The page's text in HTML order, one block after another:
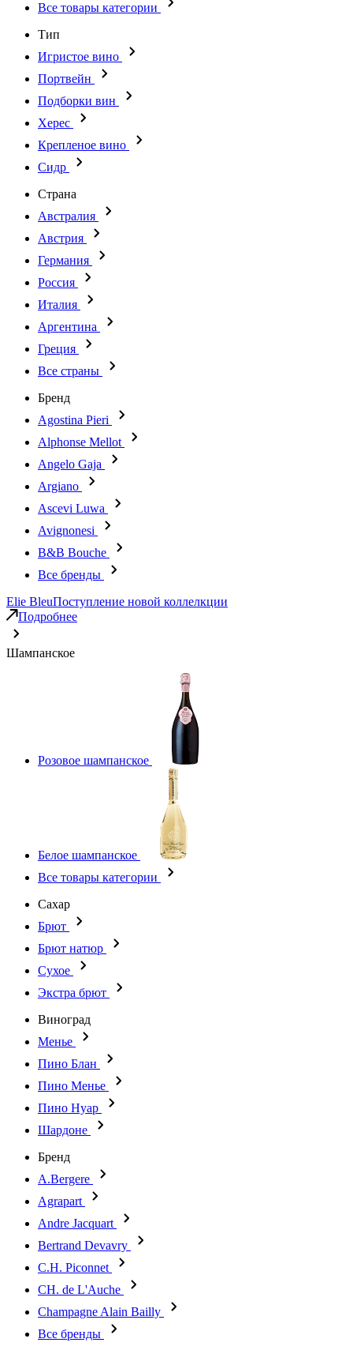
Все товары категории
Тип
Игристое вино
Портвейн
Подборки вин
Херес
Крепленое вино
Сидр
Страна
Австралия
Австрия
Германия
Россия
Италия
Аргентина
Греция
Все страны
Бренд
Agostina Pieri
Alphonse Mellot
Angelo Gaja
Argiano
Ascevi Luwa
Avignonesi
B&B Bouche
Все бренды
Elie BleuПоступление новой коллелкции
Подробнее
Шампанское
Розовое шампанское
Белое шампанское
Все товары категории
Сахар
Брют
Брют натюр
Сухое
Экстра брют
Виноград
Менье
Пино Блан
Пино Менье
Пино Нуар
Шардоне
Бренд
A.Bergere
Agrapart
Andre Jacquart
Bertrand Devavry
C.H. Piconnet
CH. de L'Auche
Champagne Alain Bailly
Все бренды